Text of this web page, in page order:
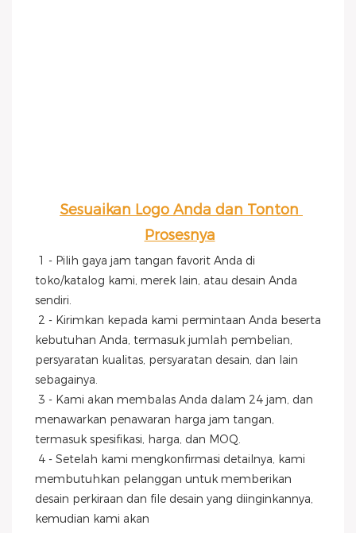
Sesuaikan Logo Anda dan Tonton
Prosesnya
1 - Pilih gaya jam tangan favorit Anda di
toko/katalog kami, merek lain, atau desain Anda
sendiri.
kebutuhan Anda, termasuk jumlah pembelian,
persyaratan kualitas, persyaratan desain, dan lain
sebagainya.
menawarkan penawaran harga jam tangan,
termasuk spesifikasi, harga, dan MOQ.
membutuhkan pelanggan untuk memberikan
desain perkiraan dan file desain yang diinginkannya,
kemudian kami akan